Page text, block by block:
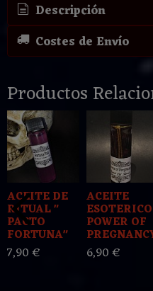
Descripción
Costes de Envío
Productos
ACEITE DE
RITUAL "
PACTO
FORTUNA"
7,90 €
ACEITE
ESOTERICO
POWER OF
6,90 €